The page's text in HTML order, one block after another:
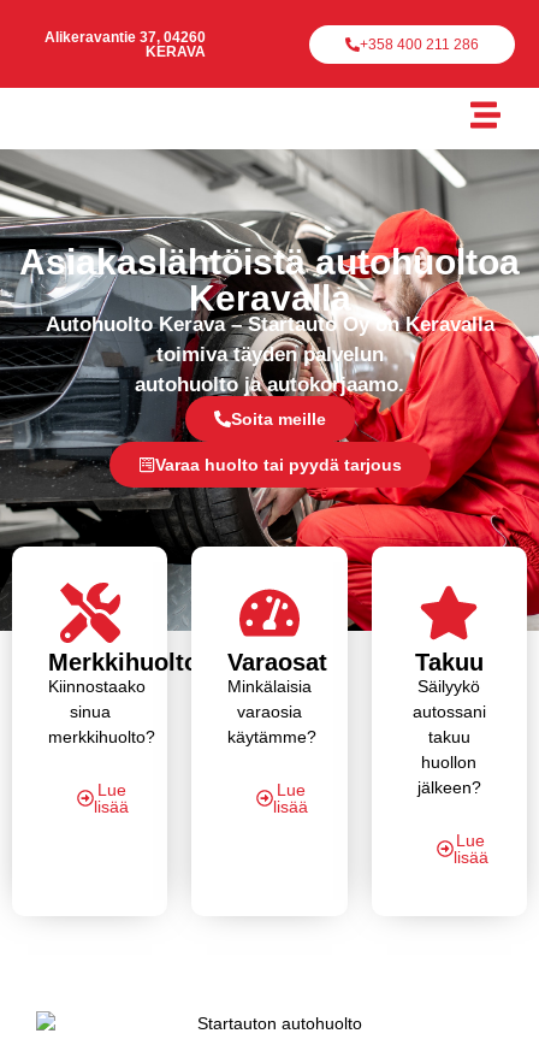
Alikeravantie 37, 04260
KERAVA
+358 400 211 286
Asiakaslähtöistä autohuoltoa
Keravalla
Autohuolto Kerava – Startauto Oy on Keravalla
toimiva täyden palvelun
autohuolto ja autokorjaamo.
Soita meille
Varaa huolto tai pyydä tarjous
Merkkihuolto
Kiinnostaako
sinua
merkkihuolto?
Lue
lisää
Varaosat
Minkälaisia
varaosia
käytämme?
Lue
lisää
Takuu
Säilyykö
autossani
takuu
huollon
jälkeen?
Lue
lisää